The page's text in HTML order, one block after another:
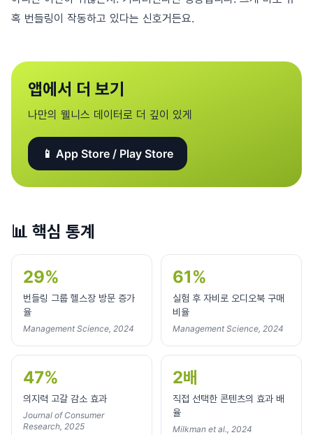
혹 번들링이 작동하고 있다는 신호거든요.
앱에서 더 보기
나만의 웰니스 데이터로 더 깊이 있게
📱 App Store / Play Store
📊 핵심 통계
29%
번들링 그룹 헬스장 방문 증가
율
Management Science, 2024
61%
실험 후 자비로 오디오북 구매
비율
Management Science, 2024
47%
의지력 고갈 감소 효과
Journal of Consumer
Research, 2025
2배
직접 선택한 콘텐츠의 효과 배
율
Milkman et al., 2024